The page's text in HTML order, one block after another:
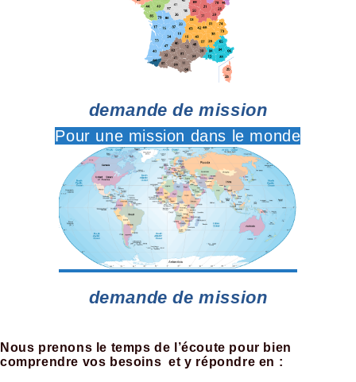
demande de mission
Pour une mission dans le monde
demande de mission
Nous prenons le temps de l’écoute pour bien
comprendre vos besoins et y répondre en :